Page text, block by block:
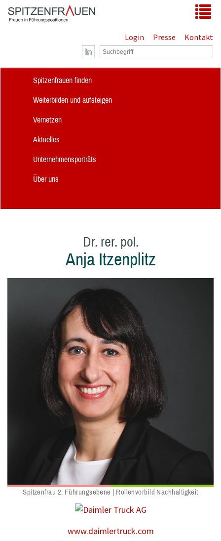
Zum Hauptinhalt springen
Login Presse Kontakt
Spitzenfrauen finden
Weiterbilden und aufsteigen
Vernetzen
Aktuelles
Unternehmensporträts
Über uns
Dr. rer. pol.
Anja Itzenplitz
Spitzenfrau 2. Führungsebene | Rollenvorbild Nachhaltigkeit
www.daimlertruck.com